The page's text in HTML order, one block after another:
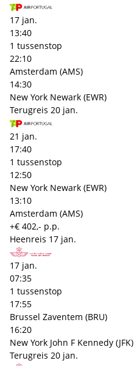
17 jan.
13:40
1 tussenstop
22:10
Amsterdam (AMS)
14:30
New York Newark (EWR)
Terugreis 20 jan.
21 jan.
17:40
1 tussenstop
12:50
New York Newark (EWR)
13:10
Amsterdam (AMS)
+€ 402,- p.p.
Heenreis 17 jan.
17 jan.
07:35
1 tussenstop
17:55
Brussel Zaventem (BRU)
16:20
New York John F Kennedy (JFK)
Terugreis 20 jan.